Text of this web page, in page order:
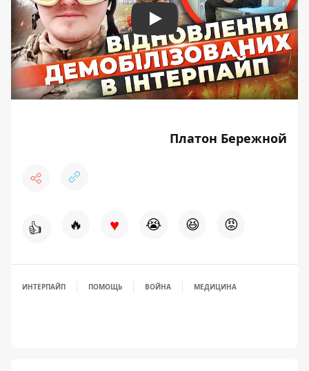
Play
Платон Бережной
👍 🔥 ♥ 😭 😆 😡
ИНТЕРПАЙП ПОМОЩЬ ВОЙНА МЕДИЦИНА